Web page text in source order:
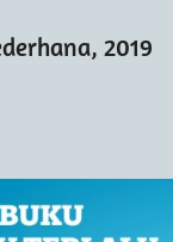
2019